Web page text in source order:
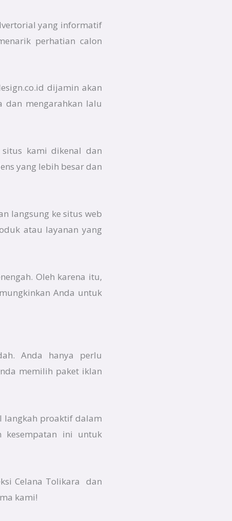
yang informatif
perhatian calon
dijamin akan
dan mengarahkan lalu
situs kami dikenal dan
yang lebih besar dan
langsung ke situs web
atau layanan yang
Oleh karena itu,
Anda untuk
Anda hanya perlu
memilih paket iklan
langkah proaktif dalam
kesempatan ini untuk
Celana Tolikara dan
kami!